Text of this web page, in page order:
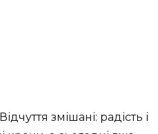
змішані: радість і